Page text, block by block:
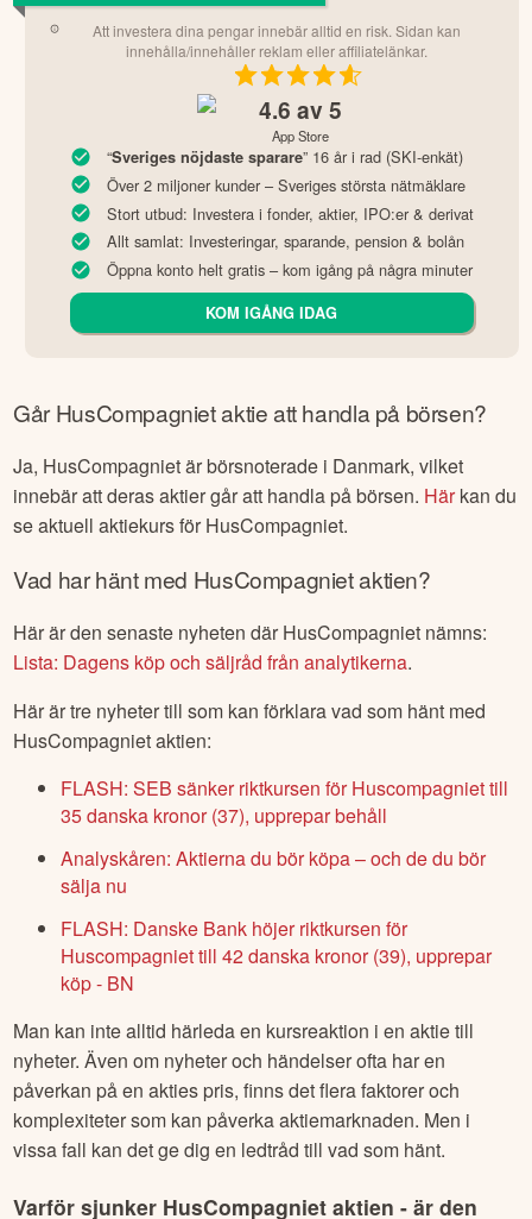
Att investera dina pengar innebär alltid en risk. Sidan kan
innehålla/innehåller reklam eller affiliatelänkar.
4.6 av 5
App Store
“Sveriges nöjdaste sparare” 16 år i rad (SKI-enkät)
Över 2 miljoner kunder – Sveriges största nätmäklare
Stort utbud: Investera i fonder, aktier, IPO:er & derivat
Allt samlat: Investeringar, sparande, pension & bolån
Öppna konto helt gratis – kom igång på några minuter
KOM IGÅNG IDAG
GårHusCompagnietaktie att handla på börsen?
Ja, HusCompagnietär börsnoterade i Danmark, vilket
innebär att deras aktier går att handla på börsen. Härkan du
se aktuell aktiekurs för HusCompagniet.
Vad har hänt med HusCompagnietaktien?
Här är den senaste nyheten där HusCompagniet nämns:
Lista: Dagens köp och säljråd från analytikerna.
Här är tre nyheter till som kan förklara vad som hänt med
HusCompagnietaktien:
FLASH: SEB sänker riktkursen för Huscompagniet till
35 danska kronor (37), upprepar behåll
Analyskåren: Aktierna du bör köpa – och de du bör
sälja nu
FLASH: Danske Bank höjer riktkursen för
Huscompagniet till 42 danska kronor (39), upprepar
köp - BN
Man kan inte alltid härleda en kursreaktion i en aktie till
nyheter. Även om nyheter och händelser ofta har en
påverkan på en akties pris, finns det flera faktorer och
komplexiteter som kan påverka aktiemarknaden. Men i
vissa fall kan det ge dig en ledtråd till vad som hänt.
Varför sjunker HusCompagniet aktien - är den